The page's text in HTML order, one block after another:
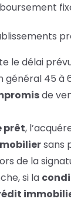
le délai
45 à
de
prêt,
sans
de la
si la